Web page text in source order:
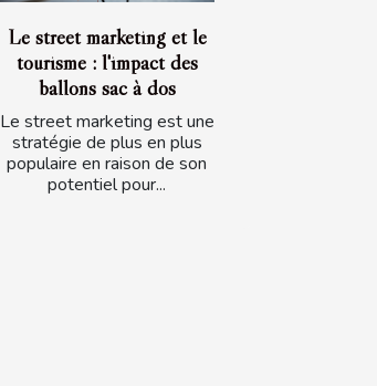
Le street marketing et le
tourisme : l'impact des
ballons sac à dos
Le street marketing est une
stratégie de plus en plus
populaire en raison de son
potentiel pour...